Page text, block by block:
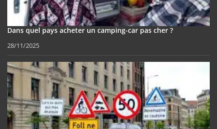
Dans quel pays acheter un camping-car pas cher ?
28/11/2025